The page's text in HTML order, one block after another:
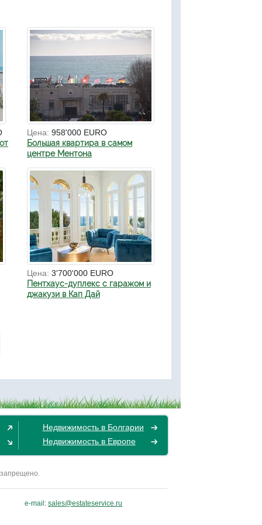
Цена: 958'000 EURO
Большая квартира в самом
центре Ментона
Цена: 3'700'000 EURO
Пентхаус-дуплекс с гаражом и
джакузи в Кап Дай
Недвижимость в Болгарии
Недвижимость в Европе
e-mail: sales@estateservice.ru